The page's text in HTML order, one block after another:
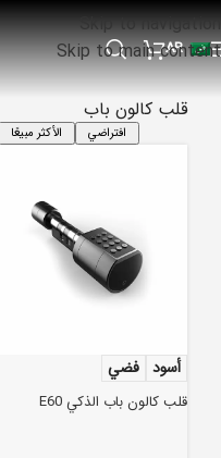
Skip to navigation
Skip to main content
AR
قلب كالون باب
افتراضي الأكثر مبيعًا
أسود فضي
قلب كالون باب الذكي E60